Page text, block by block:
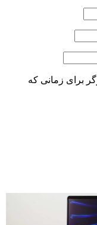
برای زمانی که